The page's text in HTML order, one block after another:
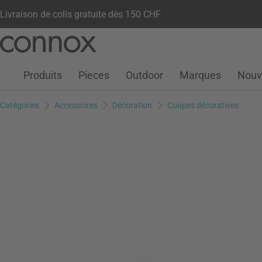
Livraison de colis gratuite dès 150 CHF
contenu
Votre compteListe de souhaits
Warenkorb
Produits Pieces Outdoor Marques
Catégories Accessoires Décoration Coupes décoratives